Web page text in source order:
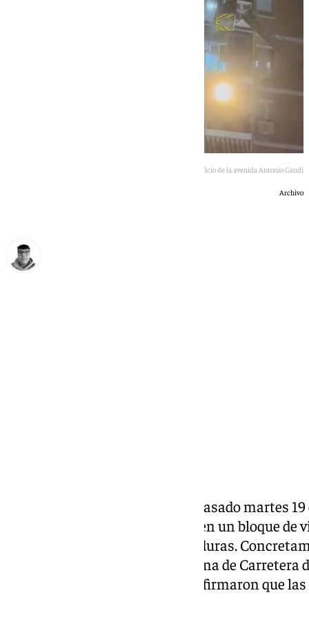
Imagen del momento del incendio en el edificio de la avenida Antonio Gaudí
Archivo
En torno a las 22.00 horas del pasado martes
Málaga un aparatoso incendio en un bloque de
una persona herida por quemaduras.
avenida Antonio Gaudí, en la zona de
desalojadas y los bomberos confirmaron que